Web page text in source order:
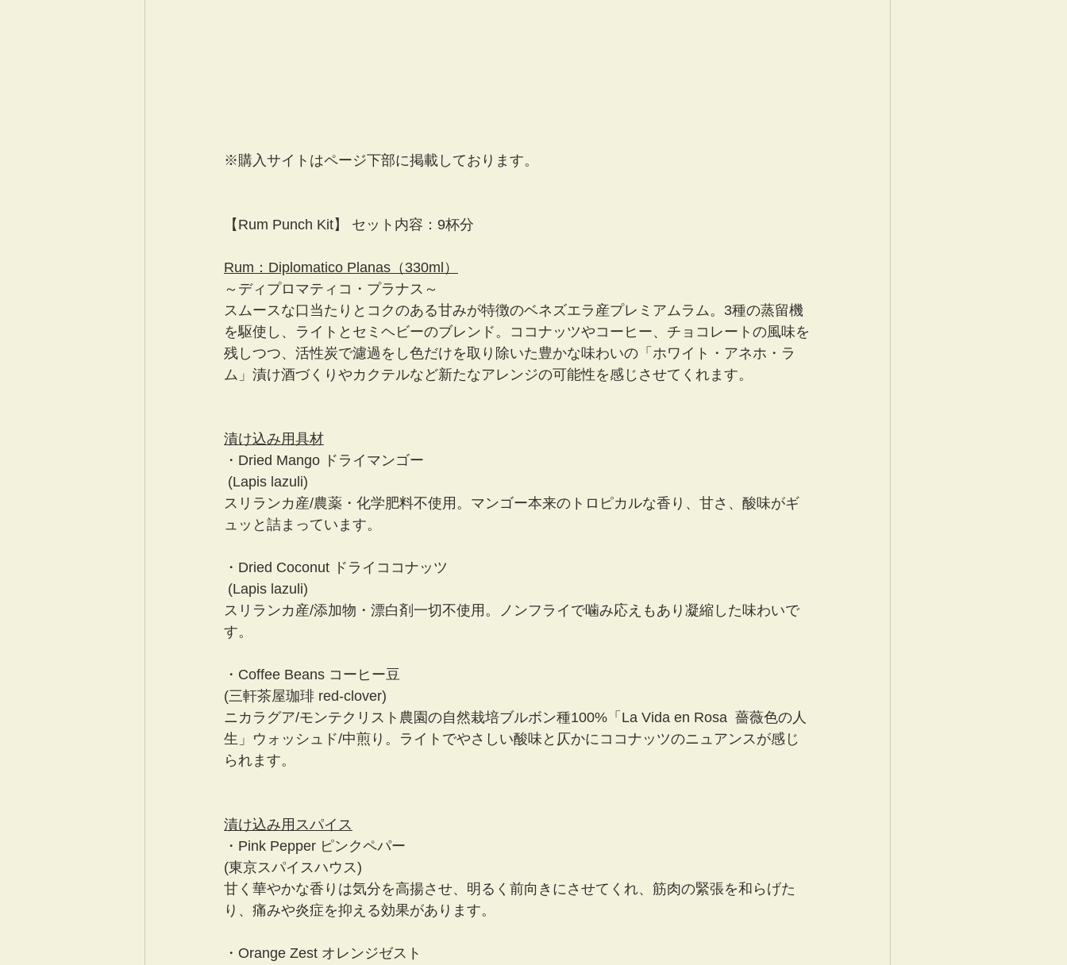
※購入サイトはページ下部に掲載しております。
【Rum Punch Kit】 セット内容：9杯分
Rum：Diplomatico Planas（330ml）
～ディプロマティコ・プラナス～
スムースな口当たりとコクのある甘みが特徴のベネズエラ産プレミアムラム。3種の蒸留機
を駆使し、ライトとセミヘビーのブレンド。ココナッツやコーヒー、チョコレートの風味を
残しつつ、活性炭で濾過をし色だけを取り除いた豊かな味わいの「ホワイト・アネホ・ラ
ム」漬け酒づくりやカクテルなど新たなアレンジの可能性を感じさせてくれます。
漬け込み用具材
・Dried Mango ドライマンゴー
(Lapis lazuli)
スリランカ産/農薬・化学肥料不使用。マンゴー本来のトロピカルな香り、甘さ、酸味がギ
ュッと詰まっています。
・Dried Coconut ドライココナッツ
(Lapis lazuli)
スリランカ産/添加物・漂白剤一切不使用。ノンフライで噛み応えもあり凝縮した味わいで
す。
・Coffee Beans コーヒー豆
(三軒茶屋珈琲 red-clover)
ニカラグア/モンテクリスト農園の自然栽培ブルボン種100%「La Vida en Rosa  薔薇色の人
生」ウォッシュド/中煎り。ライトでやさしい酸味と仄かにココナッツのニュアンスが感じ
られます。
漬け込み用スパイス
・Pink Pepper ピンクペパー
(東京スパイスハウス)
甘く華やかな香りは気分を高揚させ、明るく前向きにさせてくれ、筋肉の緊張を和らげた
り、痛みや炎症を抑える効果があります。
・Orange Zest オレンジゼスト